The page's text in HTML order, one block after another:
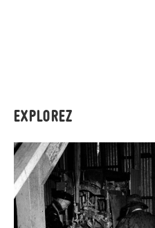
EXPLOREZ